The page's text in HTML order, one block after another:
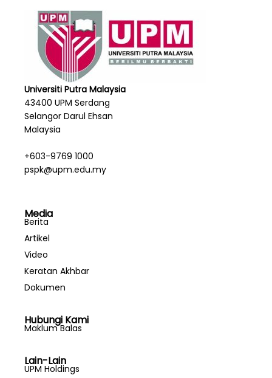
Universiti Putra Malaysia
43400 UPM Serdang
Selangor Darul Ehsan
Malaysia
+603-9769 1000
pspk@upm.edu.my
Media
Berita
Artikel
Video
Keratan Akhbar
Dokumen
Hubungi Kami
Maklum Balas
Lain-Lain
UPM Holdings